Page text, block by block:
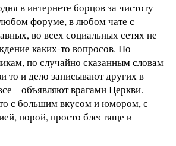
в интернете борцов за чистоту
форуме, в любом чате с
во всех социальных сетях не
каких-то вопросов. По
по случайно сказанным словам
то и дело записывают других в
– объявляют врагами Церкви.
с большим вкусом и юмором, с
порой, просто блестяще и